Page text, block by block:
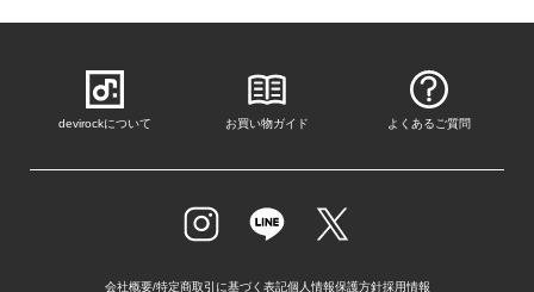
devirockについて お買い物ガイド よくあるご質問
会社概要/特定商取引に基づく表記個人情報保護方針採用情報